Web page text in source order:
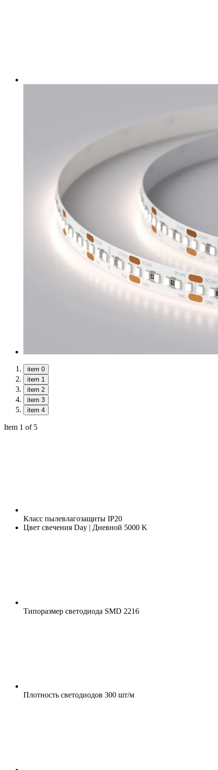
item 0
item 1
item 2
item 3
item 4
Item 1 of 5
Класс пылевлагозащиты IP20
Цвет свечения Day | Дневной 5000 K
Типоразмер светодиода SMD 2216
Плотность светодиодов 300 шт/м